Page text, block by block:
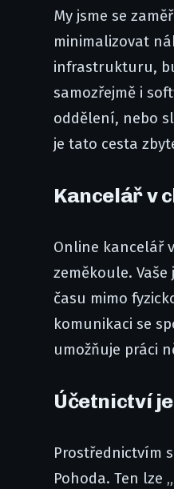
My jsme se
minimalizovat
infrastrukturu,
samozřejmě i
oddělení, nebo
je tato cesta
Kancelář v
Online kancelář
zeměkoule.
času mimo
komunikaci se
umožňuje práci
Účetnictví
Prostřednictvím
Pohoda. Ten lze